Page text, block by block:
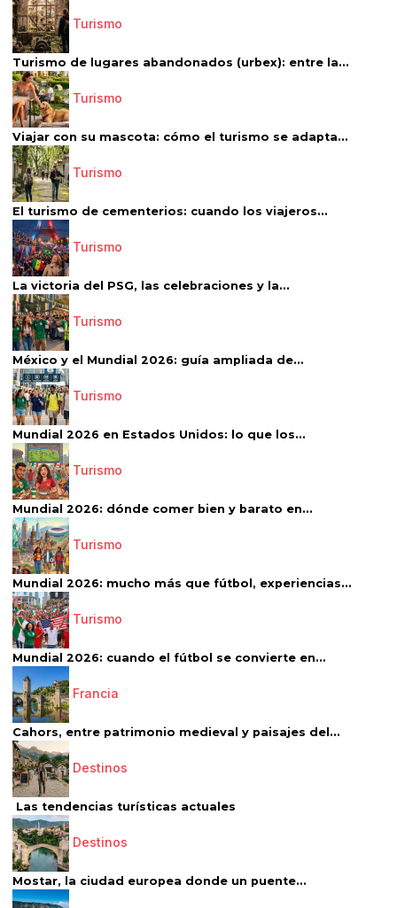
Turismo
Turismo de lugares abandonados (urbex): entre la...
Turismo
Viajar con su mascota: cómo el turismo se adapta...
Turismo
El turismo de cementerios: cuando los viajeros...
Turismo
La victoria del PSG, las celebraciones y la...
Turismo
México y el Mundial 2026: guía ampliada de...
Turismo
Mundial 2026 en Estados Unidos: lo que los...
Turismo
Mundial 2026: dónde comer bien y barato en...
Turismo
Mundial 2026: mucho más que fútbol, experiencias...
Turismo
Mundial 2026: cuando el fútbol se convierte en...
Francia
Cahors, entre patrimonio medieval y paisajes del...
Destinos
Las tendencias turísticas actuales
Destinos
Mostar, la ciudad europea donde un puente...